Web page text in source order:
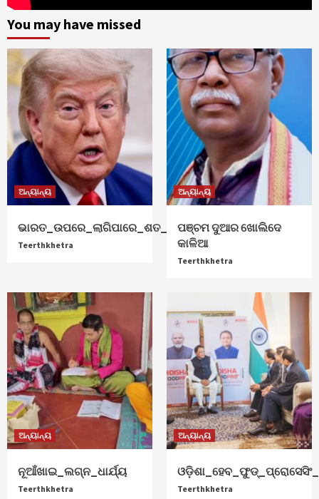
You may have missed
ଅନ୍ୟାନ୍ୟ
ଭାରତ_ଉପରେ_ଲାଗିପାରେ_ଶତ_ପ୍ରତିଶତ_ଟାରିଫ୍
Teerthkhetra
ଅନ୍ୟାନ୍ୟ
ପଞ୍ଚମ ଦୁଆର ଖୋଲିଦେ
କାଳିଆ
Teerthkhetra
ଅନ୍ୟାନ୍ୟ
ନୂଆଁଖାଇ_ଲଗ୍ନ_ଧାର୍ଯ୍ୟ
Teerthkhetra
ଅନ୍ୟାନ୍ୟ
Teerthkhetra